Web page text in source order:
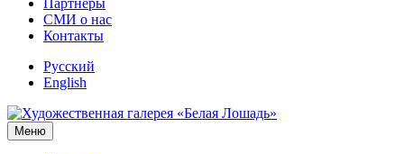
Партнёры
СМИ о нас
Контакты
Русский
English
Меню